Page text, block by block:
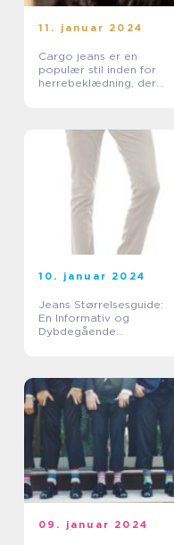
11. januar 2024
Cargo jeans er en
populær stil inden for
herrebeklædning, der
komfort ved jeans
10. januar 2024
Jeans Størrelsesguide:
En Informativ og
Dybdegående
09. januar 2024